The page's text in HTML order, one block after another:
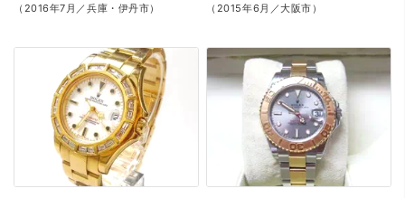
（2016年7月／兵庫・伊丹市） （2015年6月／大阪市）